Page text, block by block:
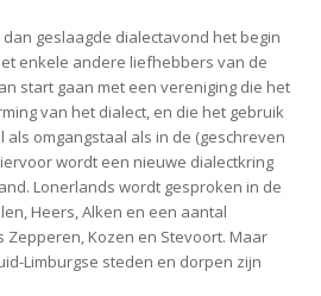
geslaagde dialectavond het begin
enkele andere liefhebbers van de
start gaan met een vereniging die het
van het dialect, en die het gebruik
omgangstaal als in de (geschreven
wordt een nieuwe dialectkring
Lonerlands wordt gesproken in de
Heers, Alken en een aantal
Kozen en Stevoort. Maar
Limburgse steden en dorpen zijn